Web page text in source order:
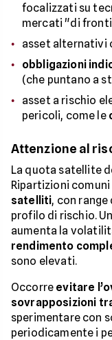
focalizzati su
mercati "di
asset alternativi
obbligazioni
(che puntano a
asset a rischio
pericoli, come le
Attenzione al
La quota satellite
Ripartizioni
satelliti, con range
profilo di rischio.
aumenta la
rendimento
sono elevati.
Occorre evitare
sovrapposizioni
sperimentare con
periodicamente i